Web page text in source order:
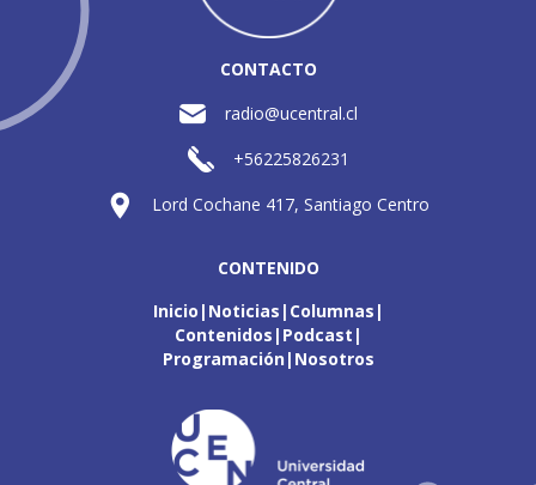
CONTACTO
radio@ucentral.cl
+56225826231
Lord Cochane 417, Santiago Centro
CONTENIDO
Inicio Noticias Columnas
Contenidos Podcast
Programación Nosotros